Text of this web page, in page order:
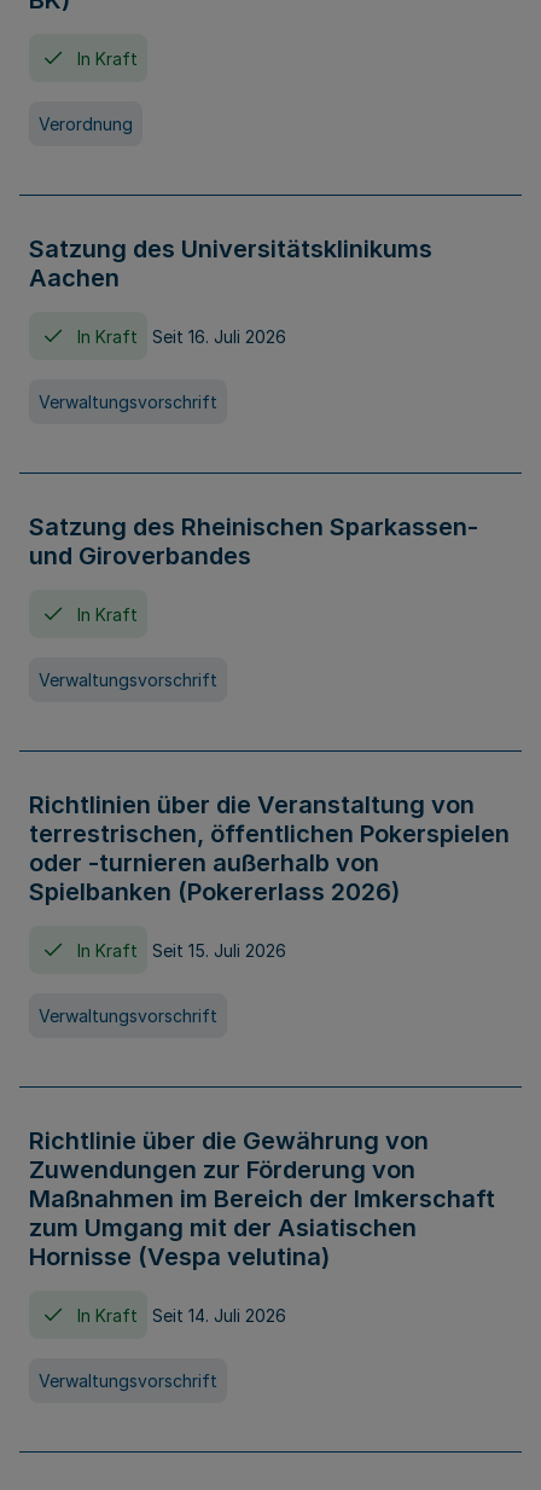
In Kraft
Verordnung
Satzung des Universitätsklinikums
Aachen
In Kraft Seit 16. Juli 2026
Verwaltungsvorschrift
Satzung des Rheinischen Sparkassen-
und Giroverbandes
In Kraft
Verwaltungsvorschrift
Richtlinien über die Veranstaltung von
terrestrischen, öffentlichen Pokerspielen
oder -turnieren außerhalb von
Spielbanken (Pokererlass 2026)
In Kraft Seit 15. Juli 2026
Verwaltungsvorschrift
Richtlinie über die Gewährung von
Zuwendungen zur Förderung von
Maßnahmen im Bereich der Imkerschaft
zum Umgang mit der Asiatischen
Hornisse (Vespa velutina)
In Kraft Seit 14. Juli 2026
Verwaltungsvorschrift